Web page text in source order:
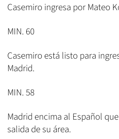
Casemiro ingresa por Mateo
MIN. 60
Casemiro está listo para
Madrid.
MIN. 58
Madrid encima al Español
salida de su área.